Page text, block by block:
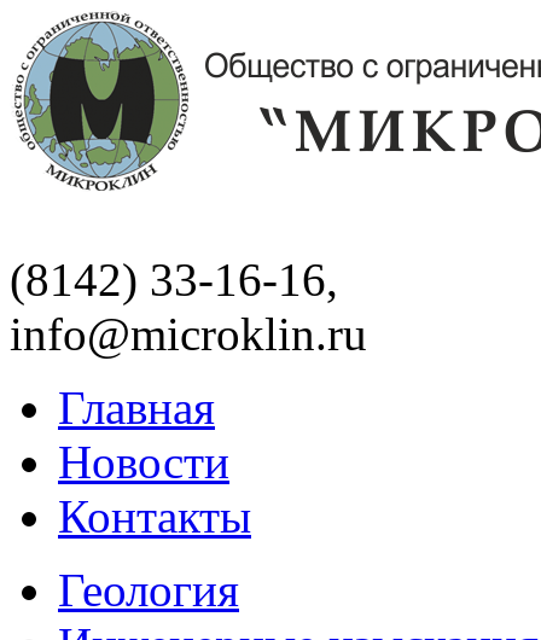
(8142) 33-16-16,
info@microklin.ru
Главная
Новости
Контакты
Геология